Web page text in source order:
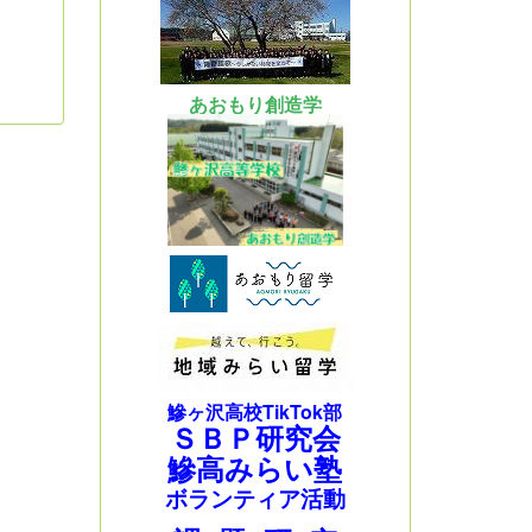
あおもり創造学
鰺ヶ沢高校TikTok部
ＳＢＰ研究会
鰺高みらい塾
ボランティア活動